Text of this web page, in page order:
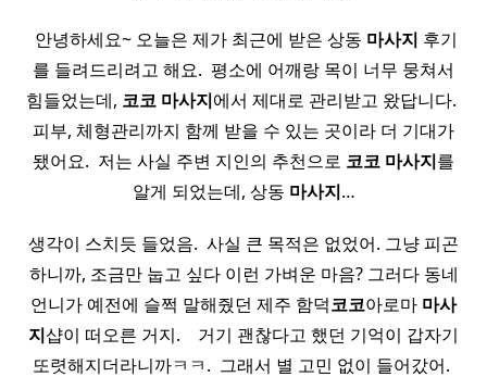
​ 안녕하세요~ 오늘은 제가 최근에 받은 상동 마사지 후기
를 들려드리려고 해요. ​ 평소에 어깨랑 목이 너무 뭉쳐서
힘들었는데, 코코 마사지에서 제대로 관리받고 왔답니다. ​
피부, 체형관리까지 함께 받을 수 있는 곳이라 더 기대가
됐어요. ​ 저는 사실 주변 지인의 추천으로 코코 마사지를
알게 되었는데, 상동 마사지…
생각이 스치듯 들었음. ​ 사실 큰 목적은 없었어. 그냥 피곤
하니까, 조금만 눕고 싶다 이런 가벼운 마음? 그러다 동네
언니가 예전에 슬쩍 말해줬던 제주 함덕코코아로마 마사
지샵이 떠오른 거지. ​ ​ ​ 거기 괜찮다고 했던 기억이 갑자기
또렷해지더라니까ㅋㅋ. ​ 그래서 별 고민 없이 들어갔어. ​